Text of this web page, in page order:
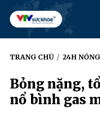
TRANG CHỦ / 24H NÓNG
Bỏng nặng,
nổ bình gas